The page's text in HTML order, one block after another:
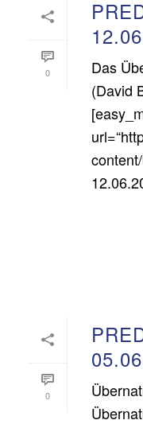
0
Das
(David
0